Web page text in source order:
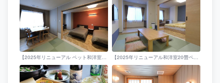
【2025年リニューアル ペット和洋室20畳】ペットと一緒に食事も出来ます。内湯付き 【2025年リニューアル和洋室20畳ペットOK！】ファミリールーム 座卓 ※ジアイーノ・エアドッグ 内湯あり